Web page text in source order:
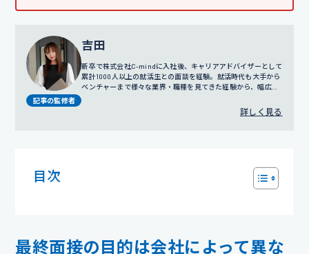
記事の監修者
吉田
新卒で株式会社C-mindに入社後、キャリアアドバイザーとして
累計1000人以上の就活生との面談を経験。就活時代も大手から
ベンチャーまで様々な業界・職種を見てきた経験から、幅広い
詳しく見る
目次
最終面接の目的は会社によって異な